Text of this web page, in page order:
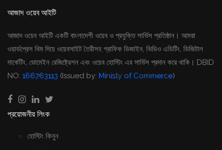
আজাদ ওয়েব আইটি
আজাদ ওয়েব আইটি একটি বাংলাদেশী ওয়েব ও প্রযুক্তি সার্ভিস প্রতিষ্ঠান। আমরা
ওয়ার্ডপ্রেস থিম দিয়ে ওয়েবসাইট তৈরীসহ গ্রাফিক ডিজাইন, ভিডিও এডিটিং, ডিজিটাল
মার্কেটিং, ডোমেইন রেজিষ্ট্রেশন এবং ওয়েব হোস্টিং এর সার্ভিস প্রদান করে থাকি। DBID
NO: 166763113 (Issued by: Ministy of Commerce)
প্রয়োজনীয় লিংক
হোস্টিং কিনুন